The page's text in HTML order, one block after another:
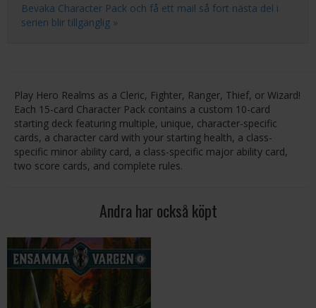
Bevaka Character Pack och få ett mail så fort nästa del i
serien blir tillgänglig »
Play Hero Realms as a Cleric, Fighter, Ranger, Thief, or Wizard!
Each 15-card Character Pack contains a custom 10-card
starting deck featuring multiple, unique, character-specific
cards, a character card with your starting health, a class-
specific minor ability card, a class-specific major ability card,
two score cards, and complete rules.
Andra har också köpt